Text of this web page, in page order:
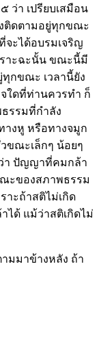
ว่า เปรียบเสมือน
ติดตามอยู่ทุกขณะ
จะได้อบรมเจริญ
ราะฉะนั้น ขณะนี้มี
กขณะ เวลานี้ยัง
ใดที่ท่านควรทำ ก็
รรมที่กำลัง
งหู หรือทางจมูก
ขณะเล็กๆ น้อยๆ
ว่า ปัญญาที่คมกล้า
ะของสภาพธรรม
าะถ้าสติไม่เกิด
ด้ แม้ว่าสติเกิดไม่
มมาข้างหลัง ถ้า